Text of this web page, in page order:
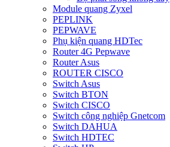
Module quang Zyxel
PEPLINK
PEPWAVE
Phụ kiện quang HDTec
Router 4G Pepwave
Router Asus
ROUTER CISCO
Switch Asus
Switch BTON
Switch CISCO
Switch công nghiệp Gnetcom
Switch DAHUA
Switch HDTEC